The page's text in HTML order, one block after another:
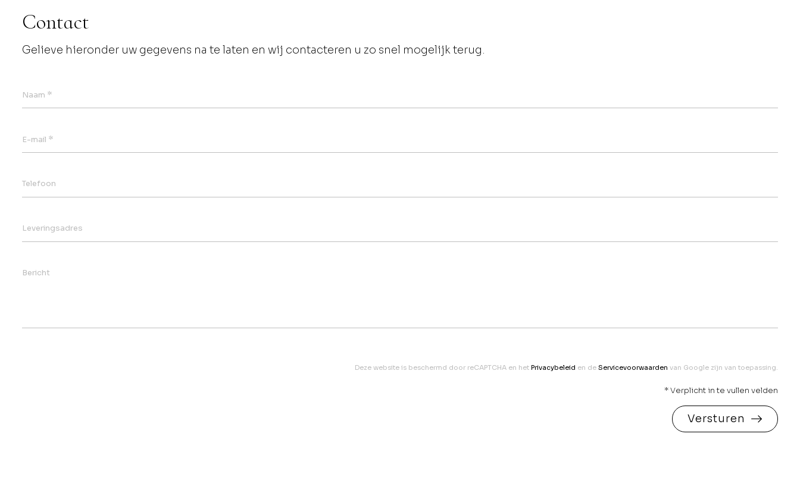
Contact
Gelieve hieronder uw gegevens na te laten en wij contacteren u zo snel mogelijk terug.
Naam *
E-mail *
Telefoon
Leveringsadres
Bericht
Deze website is beschermd door reCAPTCHA en het Privacybeleid en de Servicevoorwaarden van Google zijn van toepassing.
* Verplicht in te vullen velden
Versturen